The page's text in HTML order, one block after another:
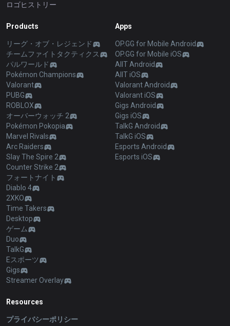
ロゴヒストリー
Products
リーグ・オブ・レジェンド
チームファイトタクティクス
パルワールド
Pokémon Champions
Valorant
PUBG
ROBLOX
オーバーウォッチ 2
Pokémon Pokopia
Marvel Rivals
Arc Raiders
Slay The Spire 2
Counter Strike 2
フォートナイト
Diablo 4
2XKO
Time Takers
Desktop
ゲーム
Duo
TalkG
Eスポーツ
Gigs
Streamer Overlay
Apps
OP.GG for Mobile Android
OP.GG for Mobile iOS
AllT Android
AllT iOS
Valorant Android
Valorant iOS
Gigs Android
Gigs iOS
TalkG Android
TalkG iOS
Esports Android
Esports iOS
Resources
プライバシーポリシー